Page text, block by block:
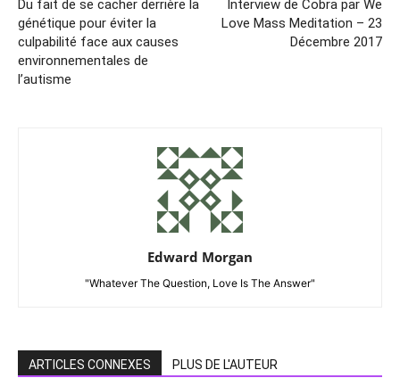
Du fait de se cacher derrière la
génétique pour éviter la
culpabilité face aux causes
environnementales de
l’autisme
Interview de Cobra par We
Love Mass Meditation – 23
Décembre 2017
Edward Morgan
"Whatever The Question, Love Is The Answer"
ARTICLES CONNEXES PLUS DE L'AUTEUR